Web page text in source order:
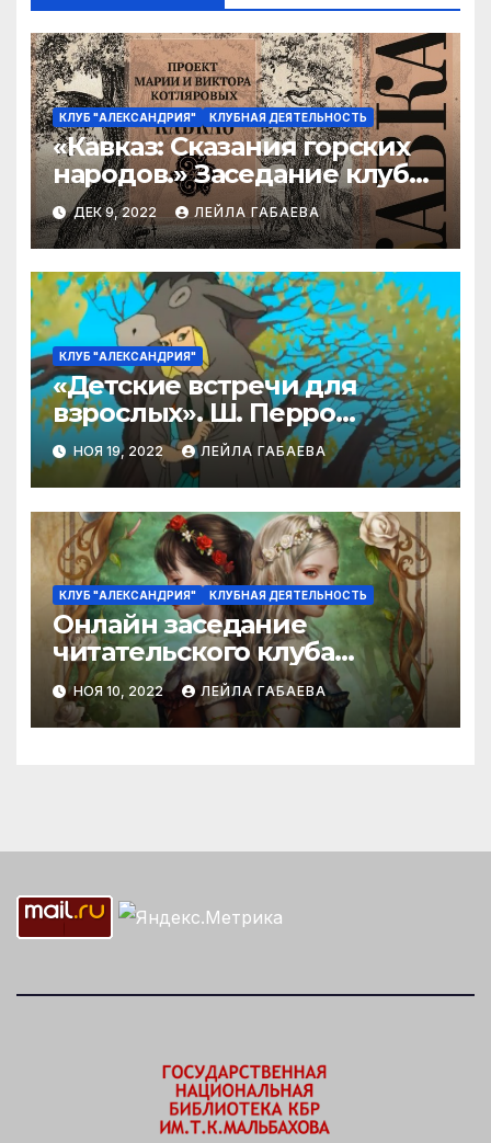
КЛУБ "АЛЕКСАНДРИЯ" КЛУБНАЯ ДЕЯТЕЛЬНОСТЬ
«Кавказ: Сказания горских
народов.» Заседание клуба
«Александрия».
ДЕК 9, 2022 ЛЕЙЛА ГАБАЕВА
КЛУБ "АЛЕКСАНДРИЯ"
«Детские встречи для
взрослых». Ш. Перро
«Ослиная шкура «
НОЯ 19, 2022 ЛЕЙЛА ГАБАЕВА
КЛУБ "АЛЕКСАНДРИЯ" КЛУБНАЯ ДЕЯТЕЛЬНОСТЬ
Онлайн заседание
читательского клуба
«Александрия»
НОЯ 10, 2022 ЛЕЙЛА ГАБАЕВА